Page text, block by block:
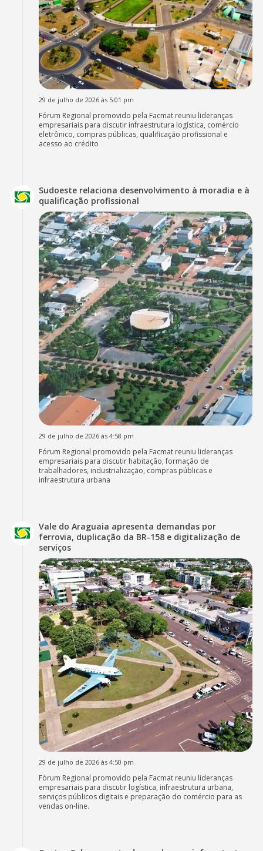
29 de julho de 2026 às 5:01 pm
Fórum Regional promovido pela Facmat reuniu lideranças
empresariais para discutir infraestrutura logística, comércio
eletrônico, compras públicas, qualificação profissional e
acesso ao crédito
Sudoeste relaciona desenvolvimento à moradia e à
qualificação profissional
29 de julho de 2026 às 4:58 pm
Fórum Regional promovido pela Facmat reuniu lideranças
empresariais para discutir habitação, formação de
trabalhadores, industrialização, compras públicas e
infraestrutura urbana
Vale do Araguaia apresenta demandas por
ferrovia, duplicação da BR-158 e digitalização de
serviços
29 de julho de 2026 às 4:50 pm
Fórum Regional promovido pela Facmat reuniu lideranças
empresariais para discutir logística, infraestrutura urbana,
serviços públicos digitais e preparação do comércio para as
vendas on-line.